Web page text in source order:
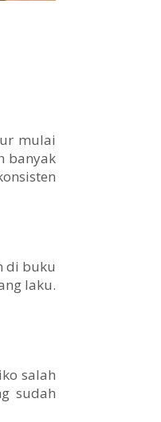
mulai
banyak
di buku
laku.
salah
sudah